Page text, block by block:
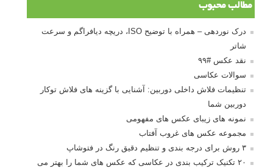
مطالب محبوب
درک نوردهی – همراه با توضیح ISO، دریچه دیافراگم و سرعت
شاتر
نقد عکس #۹۹
سوالات عکاسی
تنظیمات فلاش داخلی دوربین: آشنایی با گزینه های فلاش توکار
دوربین شما
نمونه های زیبای عکس های مفهومی
مجموعه عکس های غروب آفتاب
۳ روش برای درجه بندی و تنظیم دقیق رنگ در فتوشاپ
۲۰ تکنیک ترکیب بندی در عکاسی که عکس های شما را بهتر می